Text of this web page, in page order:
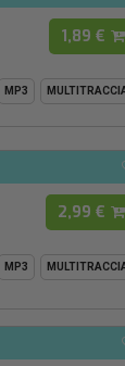
1,89 €
MP3
2,99 €
MP3